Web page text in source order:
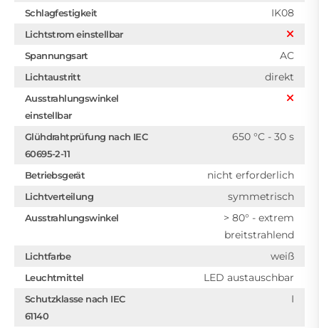
Schlagfestigkeit
IK08
Lichtstrom einstellbar
Spannungsart
AC
Lichtaustritt direkt
Ausstrahlungswinkel
einstellbar
Glühdrahtprüfung nach IEC
60695-2-11
650 °C - 30 s
Betriebsgerät nicht erforderlich
Lichtverteilung symmetrisch
Ausstrahlungswinkel
> 80° - extrem
breitstrahlend
Lichtfarbe weiß
Leuchtmittel LED austauschbar
Schutzklasse nach IEC
61140
I